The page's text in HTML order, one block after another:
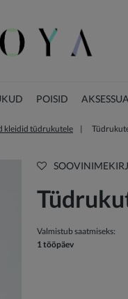
POISID
kleidid tüdrukutele
Valmistub saatmiseks:
1 tööpäev